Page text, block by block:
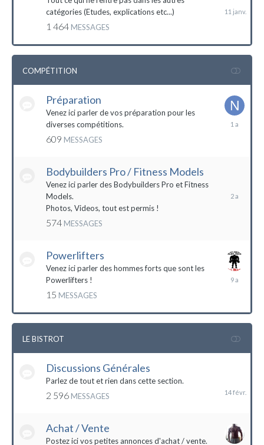
catégories (Etudes, explications etc...)
1 464 MESSAGES
COMPÉTITION
Préparation
Venez ici parler de vos préparation pour les
diverses compétitions.
609 MESSAGES
14
Bodybuilders Pro / Fitness Models
Venez ici parler des Bodybuilders Pro et Fitness
Models.
Photos, Videos, tout est permis !
574 MESSAGES
2021
Powerlifters
Venez ici parler des hommes forts que sont les
Powerlifters !
15 MESSAGES
LE BISTROT
Discussions Générales
Parlez de tout et rien dans cette section.
2 596 MESSAGES
Achat / Vente
Postez ici vos petites annonces d'achat / vente.